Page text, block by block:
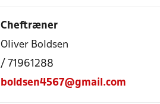
Cheftræner
Oliver Boldsen
/ 71961288
boldsen4567@gmail.com